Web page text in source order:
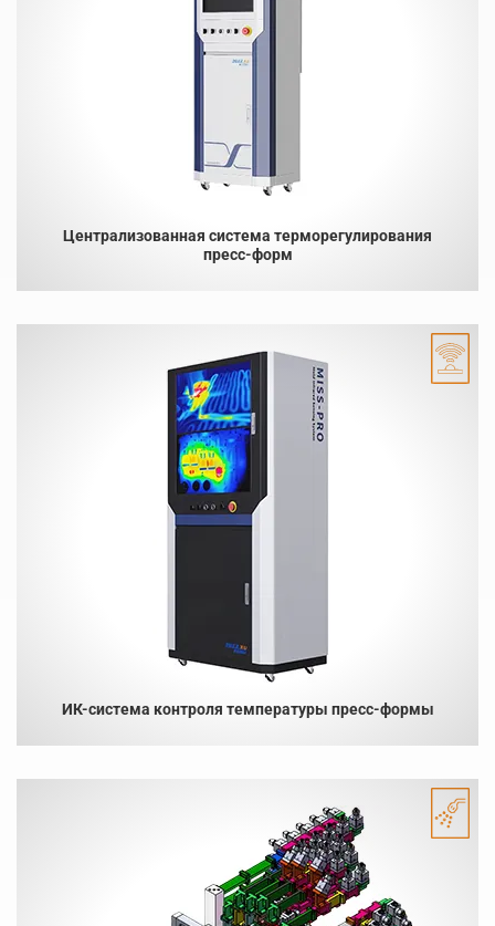
Централизованная система терморегулирования
пресс-форм
ИК-система контроля температуры пресс-формы